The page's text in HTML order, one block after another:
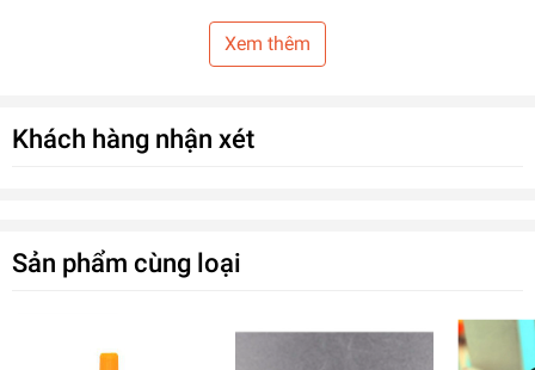
Đuôi béc có gờ gắn vào ống PE, LDPE 1/4 in (5mm - 6mm),
hoặc gắn trực tiếp ống PE, LDPE phi 16, 20mm.
tiêu,tưới nhỏ giọtcây ăn quả, cam - quýt, tưới nhỏ giọt chậu
Xem thêm
Khách hàng nhận xét
Sản phẩm cùng loại